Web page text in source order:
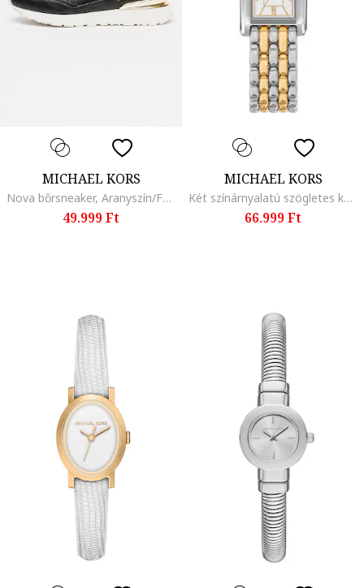
MICHAEL KORS
Nova bőrsneaker, Aranyszín/Fekete
49.999 Ft
MICHAEL KORS
Két színárnyalatú szögletes karóra, Ezüstszín/Aranyszín
66.999 Ft